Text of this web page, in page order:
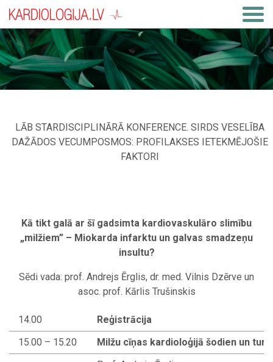
LĀB STARDISCIPLINĀRĀ KONFERENCE. SIRDS VESELĪBA
DAŽĀDOS VECUMPOSMOS: PROFILAKSES IETEKMĒJOŠIE
FAKTORI
Kā tikt galā ar šī gadsimta kardiovaskulāro slimību
„milžiem” – Miokarda infarktu un galvas smadzeņu
insultu?
Sēdi vada: prof. Andrejs Ērglis, dr. med. Vilnis Dzērve un
asoc. prof. Kārlis Trušinskis
14.00
Reģistrācija
15.00 – 15.20
Milžu cīņas kardioloģijā šodien un